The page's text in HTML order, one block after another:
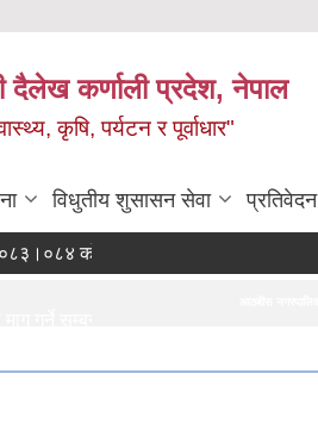
दैलेख कर्णाली प्रदेश, नेपाल
कृषि, पर्यटन र पूर्वाधार"
विधुतीय शुसासन सेवा प्रतिवेदन
को नीति तथा कार्यक्रम